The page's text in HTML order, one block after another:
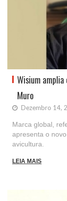
Wisium
Muro
Dezembro 14,
Marca global,
apresenta o
avicultura.
LEIA MAIS